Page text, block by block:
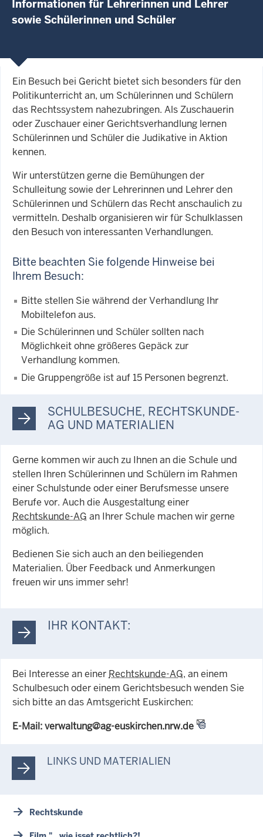
Informationen für Lehrerinnen und Lehrer
sowie Schülerinnen und Schüler
Ein Besuch bei Gericht bietet sich besonders für den
Politikunterricht an, um Schülerinnen und Schülern
das Rechtssystem nahezubringen. Als Zuschauerin
oder Zuschauer einer Gerichtsverhandlung lernen
Schülerinnen und Schüler die Judikative in Aktion
kennen.
Wir unterstützen gerne die Bemühungen der
Schulleitung sowie der Lehrerinnen und Lehrer den
Schülerinnen und Schülern das Recht anschaulich zu
vermitteln. Deshalb organisieren wir für Schulklassen
den Besuch von interessanten Verhandlungen.
Bitte beachten Sie folgende Hinweise bei
Ihrem Besuch:
Bitte stellen Sie während der Verhandlung Ihr
Mobiltelefon aus.
Die Schülerinnen und Schüler sollten nach
Möglichkeit ohne größeres Gepäck zur
Verhandlung kommen.
Die Gruppengröße ist auf 15 Personen begrenzt.
SCHULBESUCHE, RECHTSKUNDE-
AG UND MATERIALIEN
Gerne kommen wir auch zu Ihnen an die Schule und
stellen Ihren Schülerinnen und Schülern im Rahmen
einer Schulstunde oder einer Berufsmesse unsere
Berufe vor. Auch die Ausgestaltung einer
Rechtskunde-AG an Ihrer Schule machen wir gerne
möglich.
Bedienen Sie sich auch an den beiliegenden
Materialien. Über Feedback und Anmerkungen
freuen wir uns immer sehr!
IHR KONTAKT:
Bei Interesse an einer Rechtskunde-AG, an einem
Schulbesuch oder einem Gerichtsbesuch wenden Sie
sich bitte an das Amtsgericht Euskirchen:
E-Mail: verwaltung@ag-euskirchen.nrw.de
LINKS UND MATERIALIEN
Rechtskunde